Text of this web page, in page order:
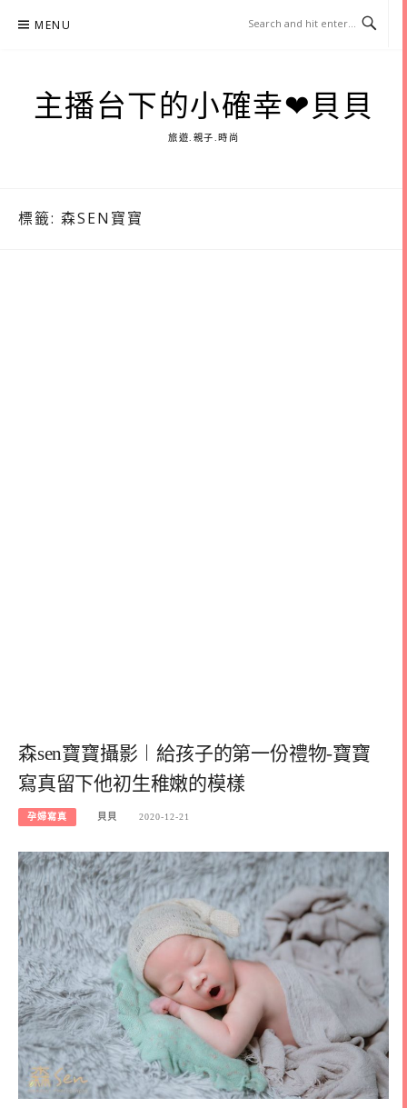
MENU
主播台下的小確幸❤貝貝
旅遊.親子.時尚
標籤: 森SEN寶寶
森sen寶寶攝影︱給孩子的第一份禮物-寶寶
寫真留下他初生稚嫩的模樣
孕婦寫真 貝貝 2020-12-21